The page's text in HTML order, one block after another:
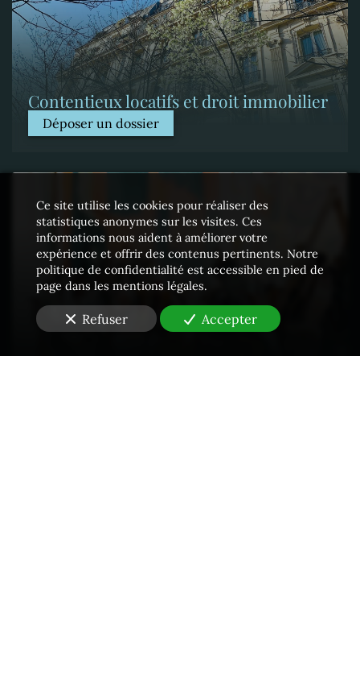
Contentieux locatifs et droit immobilier
Déposer un dossier
Ce site utilise les cookies pour réaliser des
statistiques anonymes sur les visites. Ces
informations nous aident à améliorer votre
expérience et offrir des contenus pertinents. Notre
politique de confidentialité est accessible en pied de
page dans les mentions légales.
Refuser Accepter